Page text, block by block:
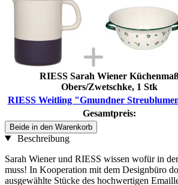
RIESS Sarah Wiener
Obers/Zwetschke, 1 Stk
RIESS Weitling "Gmundner
Gesamtpreis:
Beide in den Warenkorb
Beschreibung
Sarah Wiener und RIESS wissen wofür in
muss! In Kooperation mit dem Designbüro
ausgewählte Stücke des hochwertigen